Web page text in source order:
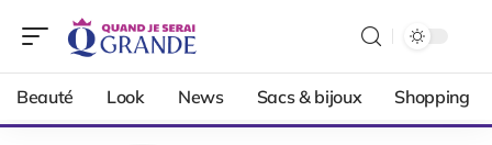
Beauté Look News Sacs & bijoux Shopping